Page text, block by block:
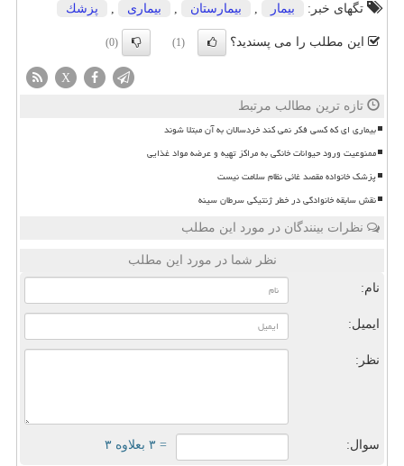
تگهای خبر:
بیمار بیمارستان بیماری پزشك
این مطلب را می پسندید؟ (1)
(0)
X
تازه ترین مطالب مرتبط
بیماری ای که کسی فکر نمی کند خردسالان به آن مبتلا شوند
ممنوعیت ورود حیوانات خانگی به مراکز تهیه و عرضه مواد غذایی
پزشک خانواده مقصد غائی نظام سلامت نیست
نقش سابقه خانوادگی در خطر ژنتیکی سرطان سینه
نظرات بینندگان در مورد این مطلب
نظر شما در مورد این مطلب
نام:
ایمیل:
نظر:
سوال: = ۳ بعلاوه ۳